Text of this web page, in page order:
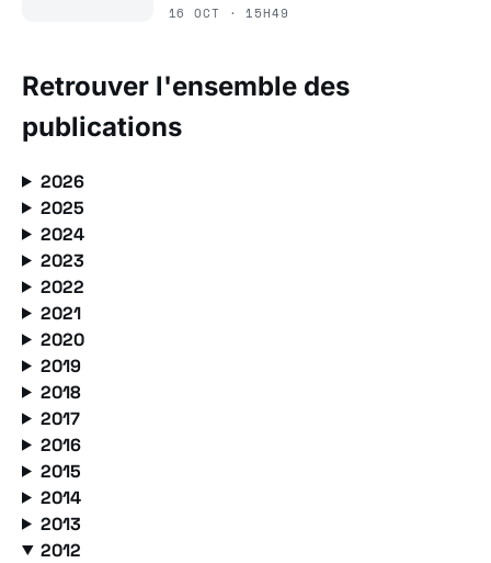
16 OCT · 15H49
Retrouver l'ensemble des
publications
2026
2025
2024
2023
2022
2021
2020
2019
2018
2017
2016
2015
2014
2013
2012